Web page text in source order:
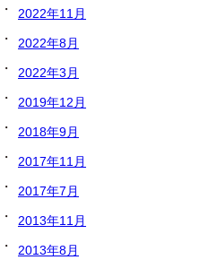
2022年11月
2022年8月
2022年3月
2019年12月
2018年9月
2017年11月
2017年7月
2013年11月
2013年8月